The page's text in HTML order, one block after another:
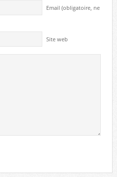
Email (obligatoire, ne
Site web